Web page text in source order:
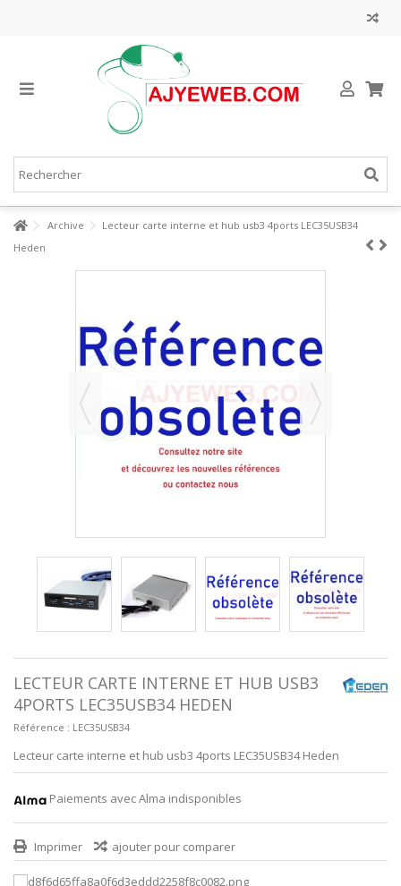
Archive
Lecteur carte interne et hub usb3 4ports LEC35USB34
Heden
LECTEUR CARTE INTERNE ET HUB USB3
4PORTS LEC35USB34 HEDEN
Référence : LEC35USB34
Lecteur carte interne et hub usb3 4ports LEC35USB34 Heden
Paiements avec Alma indisponibles
Imprimer ajouter pour comparer